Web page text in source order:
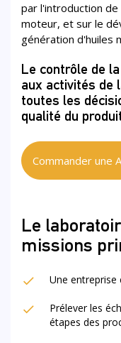
par l'introduction
moteur, et sur le
génération d'huiles
Le contrôle de
aux activités de
toutes les
qualité du
Commander une
Le
missions
Une entreprise
Prélever les
étapes des